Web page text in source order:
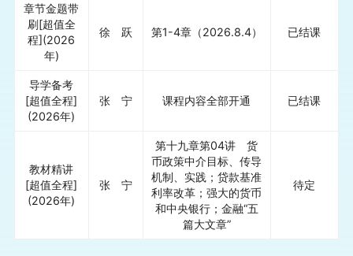
章节金题带
刷[超值全
程](2026
年)
徐 跃 第1-4章（2026.8.4） 已结课
导学备考
[超值全程]
(2026年)
张 宁 课程内容全部开通 已结课
教材精讲
[超值全程]
(2026年)
张 宁
第十九章第04讲 货
币政策中介目标、传导
机制、实践；贷款基准
利率改革；强大的货币
和中央银行；金融“五
篇大文章”
待定